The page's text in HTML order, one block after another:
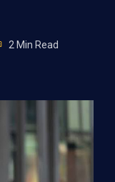
2 Min Read